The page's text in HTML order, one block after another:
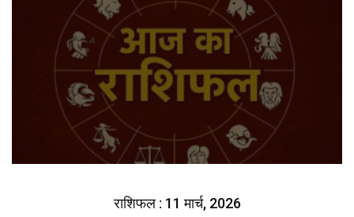
राशिफल : 11 मार्च, 2026